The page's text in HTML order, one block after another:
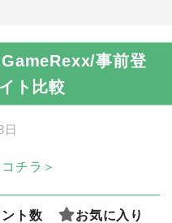
GameRexx/事前登
ト比較
日
チラ＞
ト数 お気に入り